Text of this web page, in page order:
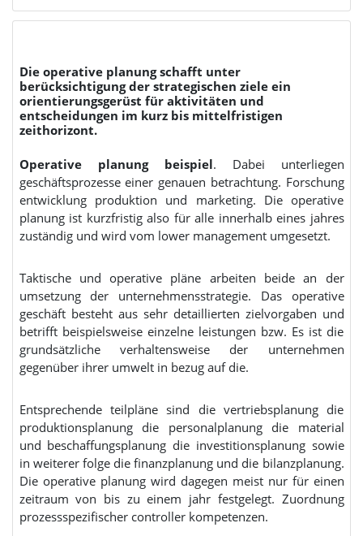
Die operative planung schafft unter
berücksichtigung der strategischen ziele ein
orientierungsgerüst für aktivitäten und
entscheidungen im kurz bis mittelfristigen
zeithorizont.
Operative planung beispiel. Dabei unterliegen
geschäftsprozesse einer genauen betrachtung. Forschung
entwicklung produktion und marketing. Die operative
planung ist kurzfristig also für alle innerhalb eines jahres
zuständig und wird vom lower management umgesetzt.
Taktische und operative pläne arbeiten beide an der
umsetzung der unternehmensstrategie. Das operative
geschäft besteht aus sehr detaillierten zielvorgaben und
betrifft beispielsweise einzelne leistungen bzw. Es ist die
grundsätzliche verhaltensweise der unternehmen
gegenüber ihrer umwelt in bezug auf die.
Entsprechende teilpläne sind die vertriebsplanung die
produktionsplanung die personalplanung die material
und beschaffungsplanung die investitionsplanung sowie
in weiterer folge die finanzplanung und die bilanzplanung.
Die operative planung wird dagegen meist nur für einen
zeitraum von bis zu einem jahr festgelegt. Zuordnung
prozessspezifischer controller kompetenzen.